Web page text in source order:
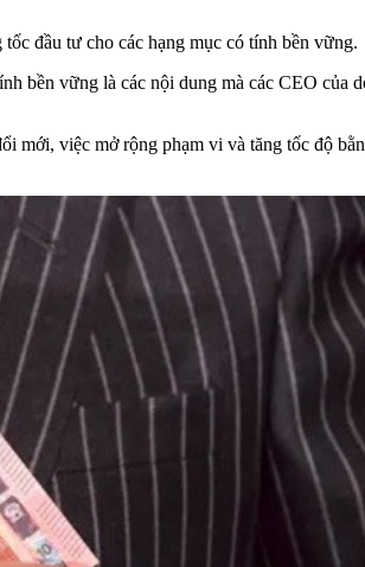
đầu tư cho các hạng mục có tính bền vững.
bền vững là các nội dung mà các CEO của
mới, việc mở rộng phạm vi và tăng tốc độ